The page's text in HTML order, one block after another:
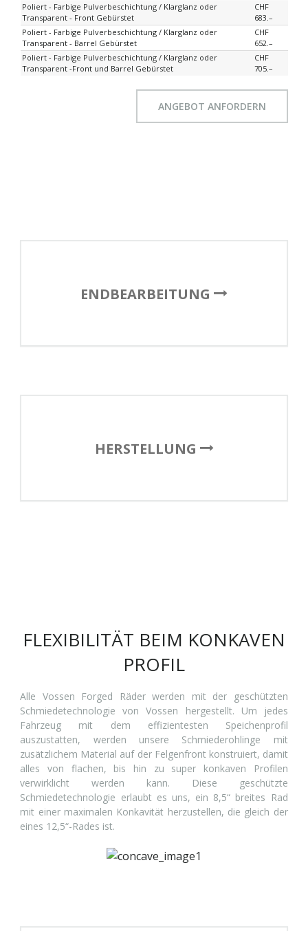
Poliert - Farbige Pulverbeschichtung / Klarglanz oder
Transparent - Front Gebürstet
CHF
683.–
Poliert - Farbige Pulverbeschichtung / Klarglanz oder
Transparent - Barrel Gebürstet
CHF
652.–
Poliert - Farbige Pulverbeschichtung / Klarglanz oder
Transparent -Front und Barrel Gebürstet
CHF
705.–
ANGEBOT ANFORDERN
ENDBEARBEITUNG
HERSTELLUNG
FLEXIBILITÄT BEIM KONKAVEN
PROFIL
Alle Vossen Forged Räder werden mit der geschützten
Schmiedetechnologie von Vossen hergestellt. Um jedes
Fahrzeug mit dem effizientesten Speichenprofil
auszustatten, werden unsere Schmiederohlinge mit
zusätzlichem Material auf der Felgenfront konstruiert, damit
alles von flachen, bis hin zu super konkaven Profilen
verwirklicht werden kann. Diese geschützte
Schmiedetechnologie erlaubt es uns, ein 8,5“ breites Rad
mit einer maximalen Konkavität herzustellen, die gleich der
eines 12,5“-Rades ist.